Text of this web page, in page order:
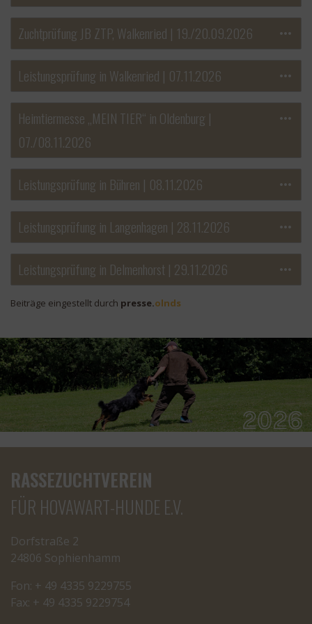
Zuchtprüfung JB ZTP, Walkenried | 19./20.09.2026
Leistungsprüfung in Walkenried | 07.11.2026
Heimtiermesse „MEIN TIER“ in Oldenburg |
07./08.11.2026
Leistungsprüfung in Bühren | 08.11.2026
Leistungsprüfung in Langenhagen | 28.11.2026
Leistungsprüfung in Delmenhorst | 29.11.2026
Beiträge eingestellt durch presse.olnds
RASSEZUCHTVEREIN
FÜR HOVAWART-HUNDE E.V.
Dorfstraße 2
24806 Sophienhamm
Fon: + 49 4335 9229755
Fax: + 49 4335 9229754